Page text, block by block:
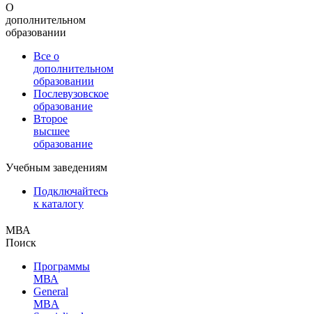
О
дополнительном
образовании
Все о
дополнительном
образовании
Послевузовское
образование
Второе
высшее
образование
Учебным заведениям
Подключайтесь
к каталогу
МВА
Поиск
Программы
МВА
General
MBA